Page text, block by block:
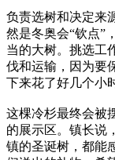
负责选树和决定来
然是冬奥会“钦点”
当的大树。挑选工
伐和运输，因为要
下来花了好几个小
这棵冷杉最终会被
的展示区。镇长说
镇的圣诞树，都能